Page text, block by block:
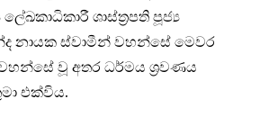
ශාස්ත්‍රපති පූජ්‍ය
නායක ස්වාමීන් වහන්සේ මෙවර
වූ අතර ධර්මය ශ්‍රවණය
එක්විය.